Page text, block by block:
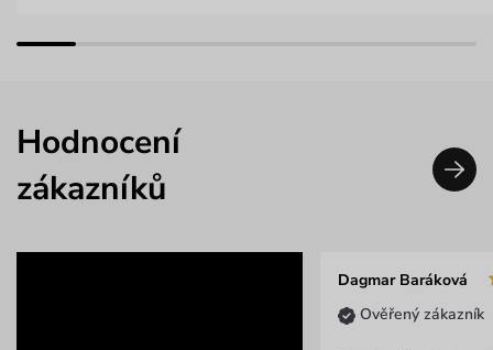
Hodnocení
zákazníků
Dagmar Baráková
Ověřený zákazník